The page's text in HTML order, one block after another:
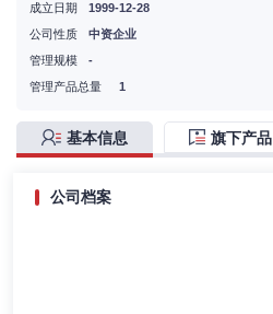
成立日期
1999-12-28
公司性质
中资企业
管理规模
-
管理产品总量
1
基本信息 旗下产品
公司档案